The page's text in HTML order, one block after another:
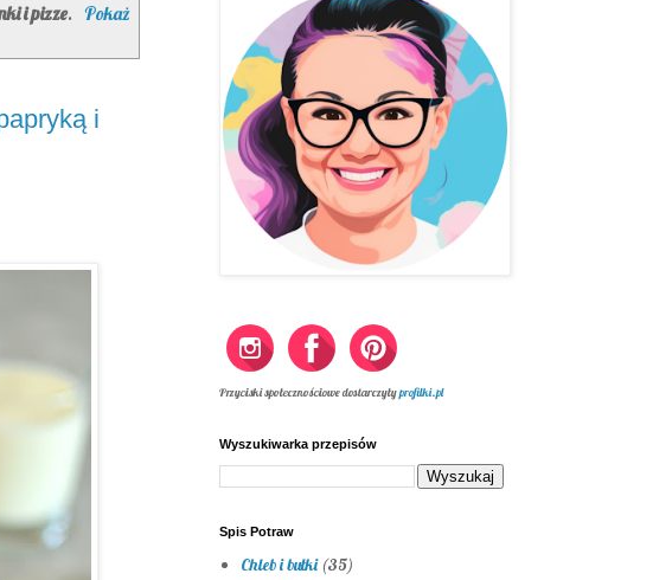
i pizze. Pokaż
i
Przyciski społecznościowe dostarczyłyprofilki.pl
Wyszukiwarka przepisów
Spis Potraw
Chleb i bułki (35)